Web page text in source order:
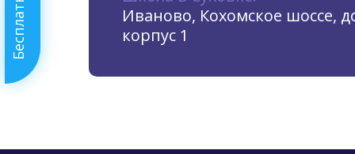
Иваново, Кохомское шоссе,
корпус 1